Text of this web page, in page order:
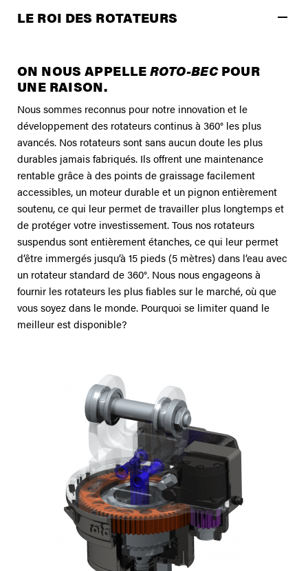
LE ROI DES ROTATEURS
ON NOUS APPELLEROTO-BECPOUR
UNE RAISON.
Nous sommes reconnus pour notre innovation et le
développement des rotateurs continus à 360° les plus
avancés. Nos rotateurs sont sans aucun doute les plus
durables jamais fabriqués. Ils offrent une maintenance
rentable grâce à des points de graissage facilement
accessibles, un moteur durable et un pignon entièrement
soutenu, ce qui leur permet de travailler plus longtemps et
de protéger votre investissement. Tous nos rotateurs
suspendus sont entièrement étanches, ce qui leur permet
d’être immergés jusqu’à 15 pieds (5 mètres) dans l’eau avec
un rotateur standard de 360°. Nous nous engageons à
fournir les rotateurs les plus fiables sur le marché, où que
vous soyez dans le monde. Pourquoi se limiter quand le
meilleur est disponible?